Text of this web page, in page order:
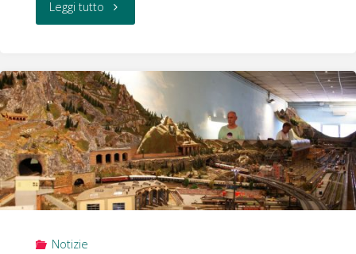
Leggi tutto "Scuola
per
ragazzi"
Notizie